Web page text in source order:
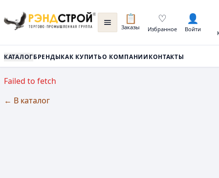
📋
Заказы
♡
Избранное
👤
Войти
КАТАЛОГБРЕНДЫКАК КУПИТЬО КОМПАНИИКОНТАКТЫ
Failed to fetch
← В каталог